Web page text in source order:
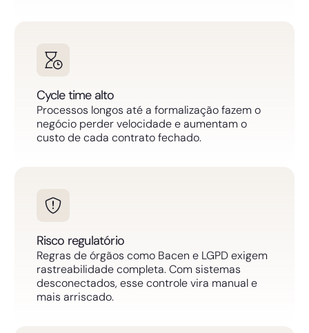
Cycle time alto
Processos longos até a formalização fazem o
negócio perder velocidade e aumentam o
custo de cada contrato fechado.
Risco regulatório
Regras de órgãos como Bacen e LGPD exigem
rastreabilidade completa. Com sistemas
desconectados, esse controle vira manual e
mais arriscado.